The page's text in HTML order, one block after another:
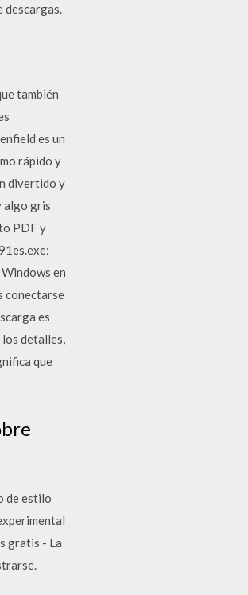
también
es un
rápido y
divertido y
algo gris
PDF y
en
conectarse
es
los detalles,
que
de estilo
gratis - La